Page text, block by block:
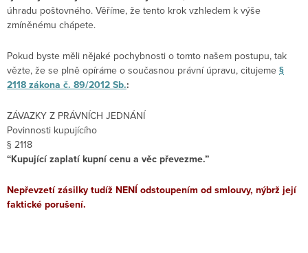
úhradu poštovného. Věříme, že tento krok vzhledem k výše
zmíněnému chápete.
Pokud byste měli nějaké pochybnosti o tomto našem postupu, tak
vězte, že se plně opíráme o současnou právní úpravu, citujeme §
2118 zákona č. 89/2012 Sb.:
ZÁVAZKY Z PRÁVNÍCH JEDNÁNÍ
Povinnosti kupujícího
§ 2118
“Kupující zaplatí kupní cenu a věc převezme.”
Nepřevzetí zásilky tudíž NENÍ odstoupením od smlouvy, nýbrž její
faktické porušení.